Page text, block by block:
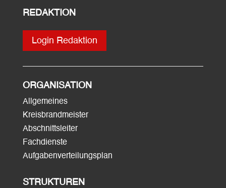
REDAKTION
Login Redaktion
ORGANISATION
Allgemeines
Kreisbrandmeister
Abschnittsleiter
Fachdienste
Aufgabenverteilungsplan
STRUKTUREN